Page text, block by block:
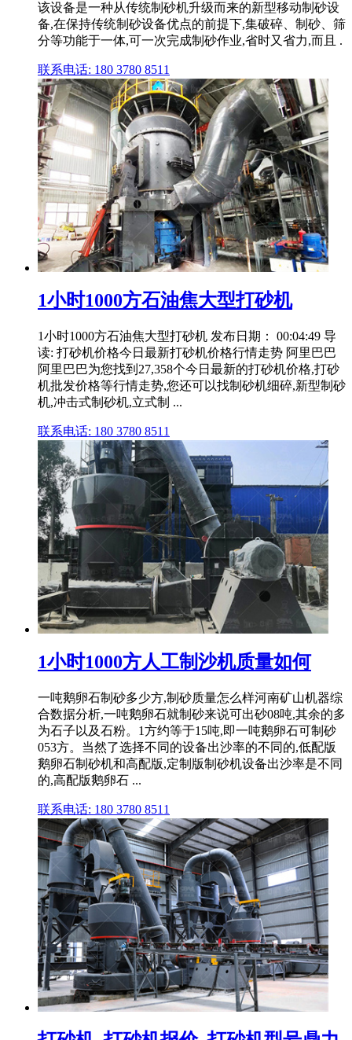
该设备是一种从传统制砂机升级而来的新型移动制砂设
备,在保持传统制砂设备优点的前提下,集破碎、制砂、筛
分等功能于一体,可一次完成制砂作业,省时又省力,而且 .
联系电话: 180 3780 8511
1小时1000方石油焦大型打砂机
1小时1000方石油焦大型打砂机 发布日期： 00:04:49 导
读: 打砂机价格今日最新打砂机价格行情走势 阿里巴巴
阿里巴巴为您找到27,358个今日最新的打砂机价格,打砂
机批发价格等行情走势,您还可以找制砂机细碎,新型制砂
机,冲击式制砂机,立式制 ...
联系电话: 180 3780 8511
1小时1000方人工制沙机质量如何
一吨鹅卵石制砂多少方,制砂质量怎么样河南矿山机器综
合数据分析,一吨鹅卵石就制砂来说可出砂08吨,其余的多
为石子以及石粉。1方约等于15吨,即一吨鹅卵石可制砂
053方。当然了选择不同的设备出沙率的不同的,低配版
鹅卵石制砂机和高配版,定制版制砂机设备出沙率是不同
的,高配版鹅卵石 ...
联系电话: 180 3780 8511